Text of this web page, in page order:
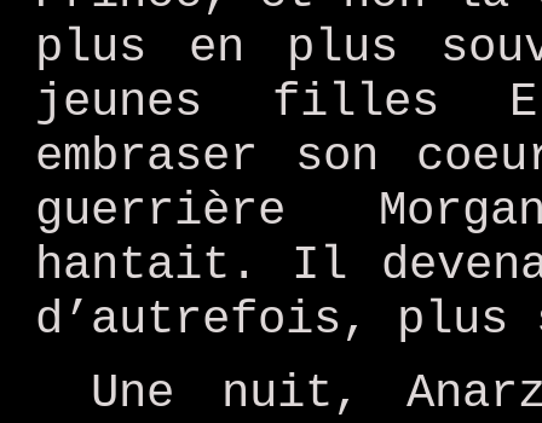
plus en plus
jeunes filles
embraser son
guerrière
hantait. Il
d’autrefois, plus
Une nuit,